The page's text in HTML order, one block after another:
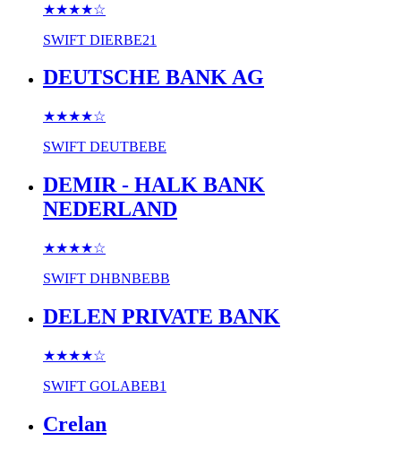
★★★★☆
SWIFT DIERBE21
DEUTSCHE BANK AG
★★★★☆
SWIFT DEUTBEBE
DEMIR - HALK BANK
NEDERLAND
★★★★☆
SWIFT DHBNBEBB
DELEN PRIVATE BANK
★★★★☆
SWIFT GOLABEB1
Crelan